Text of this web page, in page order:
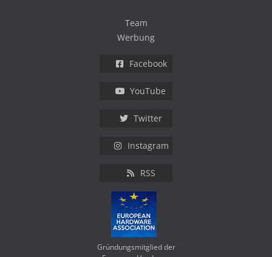
Team
Werbung
Facebook
YouTube
Twitter
Instagram
RSS
Gründungsmitglied der